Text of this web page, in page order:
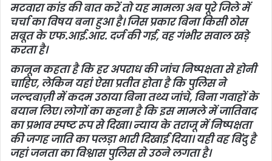
मटवारा कांड की बात करें तो यह मामला अब पूरे जिले में
चर्चा का विषय बना हुआ है। जिस प्रकार बिना किसी ठोस
सबूत के एफ.आई.आर. दर्ज की गई, वह गंभीर सवाल खड़े
करता है।
कानून कहता है कि हर अपराध की जांच निष्पक्षता से होनी
चाहिए, लेकिन यहां ऐसा प्रतीत होता है कि पुलिस ने
जल्दबाज़ी में कदम उठाया बिना तथ्य जांचे, बिना गवाहों के
बयान लिए। लोगों का कहना है कि इस मामले में जातिवाद
का प्रभाव स्पष्ट रूप से दिखा। न्याय के तराजू में निष्पक्षता
की जगह जाति का पलड़ा भारी दिखाई दिया। यही वह बिंदु है
जहां जनता का विश्वास पुलिस से उठने लगता है।